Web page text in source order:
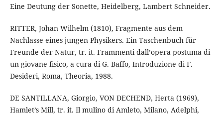
Eine Deutung der Sonette, Heidelberg, Lambert Schneider.
RITTER, Johan Wilhelm (1810), Fragmente aus dem
Nachlasse eines jungen Physikers. Ein Taschenbuch für
Freunde der Natur, tr. it. Frammenti dall’opera postuma di
un giovane fisico, a cura di G. Baffo, Introduzione di F.
Desideri, Roma, Theoria, 1988.
DE SANTILLANA, Giorgio, VON DECHEND, Herta (1969),
Hamlet’s Mill, tr. it. Il mulino di Amleto, Milano, Adelphi,